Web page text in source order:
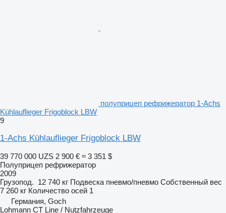
полуприцеп рефрижератор 1-Achs
Kühlauflieger Frigoblock LBW
9
1-Achs Kühlauflieger Frigoblock LBW
39 770 000 UZS 2 900 € ≈ 3 351 $
Полуприцеп рефрижератор
2009
Грузопод. 12 740 кг Подвеска пневмо/пневмо Собственный вес
7 260 кг Количество осей 1
Германия, Goch
Lohmann CT Line / Nutzfahrzeuge